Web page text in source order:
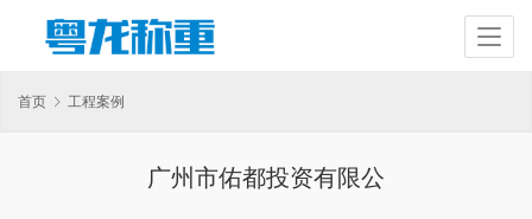
首页 工程案例
广州市佑都投资有限公